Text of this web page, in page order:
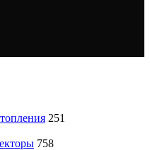
251
758